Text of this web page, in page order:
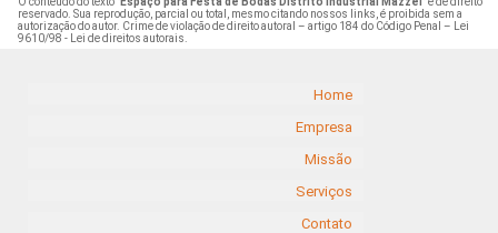
reservado. Sua reprodução, parcial ou total, mesmo citando nossos links, é proibida sem a
autorização do autor. Crime de violação de direito autoral – artigo 184 do Código Penal –
Lei
9610/98 - Lei de direitos autorais
Home
Empresa
Missão
Serviços
Contato